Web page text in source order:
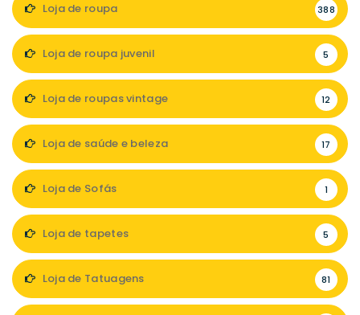
Loja de roupa 388
Loja de roupa juvenil 5
Loja de roupas vintage 12
Loja de saúde e beleza 17
Loja de Sofás 1
Loja de tapetes 5
Loja de Tatuagens 81